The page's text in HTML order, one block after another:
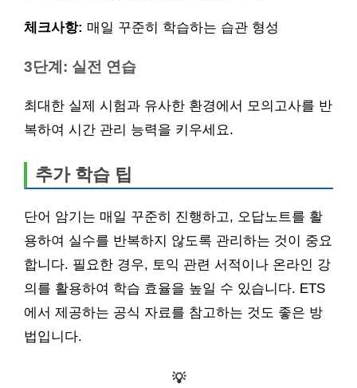
체크사항: 매일 꾸준히 학습하는 습관 형성
3단계: 실전 연습
최대한 실제 시험과 유사한 환경에서 모의고사를 반
복하여 시간 관리 능력을 키우세요.
추가 학습 팁
단어 암기는 매일 꾸준히 진행하고, 오답노트를 활
용하여 실수를 반복하지 않도록 관리하는 것이 중요
합니다. 필요한 경우, 토익 관련 서적이나 온라인 강
의를 활용하여 학습 효율을 높일 수 있습니다. ETS
에서 제공하는 공식 자료를 참고하는 것도 좋은 방
법입니다.
💡